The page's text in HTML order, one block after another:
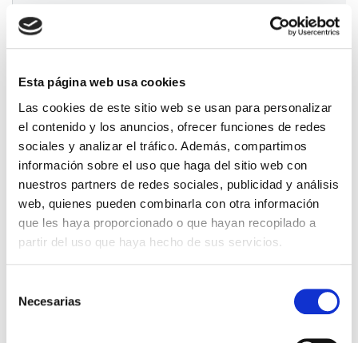
Esta página web usa cookies
Las cookies de este sitio web se usan para personalizar
el contenido y los anuncios, ofrecer funciones de redes
sociales y analizar el tráfico. Además, compartimos
información sobre el uso que haga del sitio web con
nuestros partners de redes sociales, publicidad y análisis
web, quienes pueden combinarla con otra información
que les haya proporcionado o que hayan recopilado a
partir del uso que haya hecho de sus servicios.
Necesarias
Istituto Giordano clase 1 - Resistencia al fuego
ANAS Approved